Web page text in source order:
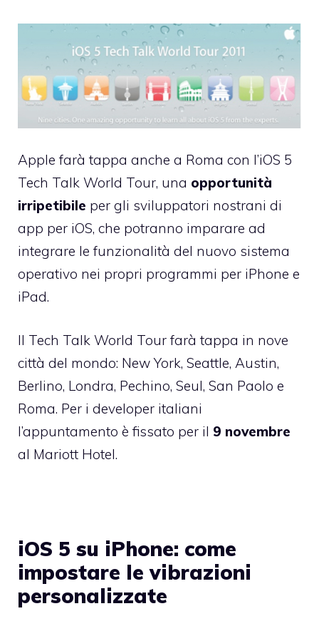
Apple farà tappa anche a Roma con l’iOS 5
Tech Talk World Tour, una opportunità
irripetibile per gli sviluppatori nostrani di
app per iOS, che potranno imparare ad
integrare le funzionalità del nuovo sistema
operativo nei propri programmi per iPhone e
iPad.
Il Tech Talk World Tour farà tappa in nove
città del mondo: New York, Seattle, Austin,
Berlino, Londra, Pechino, Seul, San Paolo e
Roma. Per i developer italiani
l’appuntamento è fissato per il 9 novembre
al Mariott Hotel.
iOS 5 su iPhone: come
impostare le vibrazioni
personalizzate